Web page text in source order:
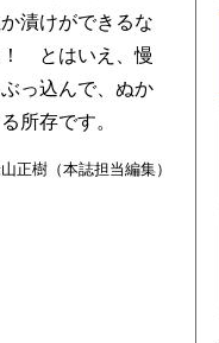
漬けができるな
とはいえ、慢
っ込んで、ぬか
所存です。
正樹（本誌担当編集）